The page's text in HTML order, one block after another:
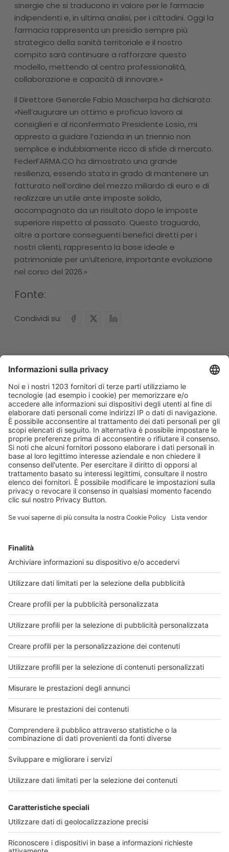
sinergie che si traducono in valore per le farmacie
indipendenti e, in ultima analisi, per i cittadini. Oggi la
farmacia rappresenta un presidio sempre più
strategico della sanità territoriale e il nostro
compito sarà continuare a rafforzare questo
modello, mettendo al centro professionalità,
collaborazione e capacità di innovare.»
Il Direttore Generale Fabio Mascherpa ha dichiarato:
«Nell’augurare un ottimo e proficuo lavoro ai
consiglieri e al riconfermato Presidente Losio, mi
appresto a guidare l’azienda in un triennio non
semplice e indubbiamente ricco di sfide di mercato.
FederFARMA.CO ha dimostrato una grande
resilienza, essendo stata in grado di mantenere un
fatturato nell’ordine del mezzo miliardo di euro e di
realizzare un utile ante imposte solido,
accompagnato da un risultato dopo le imposte
superiore rispetto al passato. Questo traguardo,
oltre a portare conseguenti benefici diretti per i
nostri clienti, rappresenta la base ideale e
patrimoniale per un’ulteriore, importante evoluzione
nel corso del 2026.»
Fonte:
Condividi su:
Agosto a Milano: farmacie sempre
aperte al servizio dei cittadini
Garantita la continuità dell’assistenza in tutti i
quartieri. Durante le diverse settimane del
mese, resterà attivo fino a oltre l’80% degli
esercizi; cresce il numero di farmacie che non
chiuderanno per ferie e che saranno operative
anche a Ferragos...
Via libera dal CdA di AIFA alla
rimborsabilità di 4 nuovi medicinali, 4
estensioni di indicazione terapeutica e 1
biosimilare
Tra i medicinali che saranno rimborsati anche
un farmaco orfano per il trattamento della
sclerosi laterale amiotrofica (SLA)Il Consiglio di
Amministrazione dell’AIFA, nella seduta del 29
luglio, ha dato il via libera alla rimborsabilità di 4
nuovi me...
30 luglio 2026
Cerca